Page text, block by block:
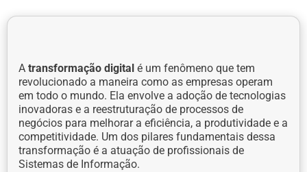
A transformação digital é um fenômeno que tem
revolucionado a maneira como as empresas operam
em todo o mundo. Ela envolve a adoção de tecnologias
inovadoras e a reestruturação de processos de
negócios para melhorar a eficiência, a produtividade e a
competitividade. Um dos pilares fundamentais dessa
transformação é a atuação de profissionais de
Sistemas de Informação.